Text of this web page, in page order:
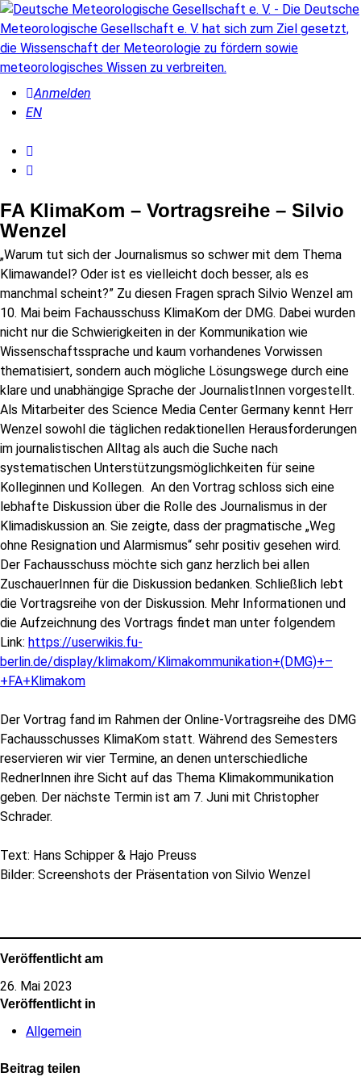
Anmelden
EN
FA KlimaKom – Vortragsreihe – Silvio
Wenzel
„Warum tut sich der Journalismus so schwer mit dem Thema
Klimawandel? Oder ist es vielleicht doch besser, als es
manchmal scheint?” Zu diesen Fragen sprach Silvio Wenzel am
10. Mai beim Fachausschuss KlimaKom der DMG. Dabei wurden
nicht nur die Schwierigkeiten in der Kommunikation wie
Wissenschaftssprache und kaum vorhandenes Vorwissen
thematisiert, sondern auch mögliche Lösungswege durch eine
klare und unabhängige Sprache der JournalistInnen vorgestellt.
Als Mitarbeiter des Science Media Center Germany kennt Herr
Wenzel sowohl die täglichen redaktionellen Herausforderungen
im journalistischen Alltag als auch die Suche nach
systematischen Unterstützungsmöglichkeiten für seine
Kolleginnen und Kollegen. An den Vortrag schloss sich eine
lebhafte Diskussion über die Rolle des Journalismus in der
Klimadiskussion an. Sie zeigte, dass der pragmatische „Weg
ohne Resignation und Alarmismus“ sehr positiv gesehen wird.
Der Fachausschuss möchte sich ganz herzlich bei allen
ZuschauerInnen für die Diskussion bedanken. Schließlich lebt
die Vortragsreihe von der Diskussion. Mehr Informationen und
die Aufzeichnung des Vortrags findet man unter folgendem
Link: https://userwikis.fu-
berlin.de/display/klimakom/Klimakommunikation+(DMG)+–
+FA+Klimakom
Der Vortrag fand im Rahmen der Online-Vortragsreihe des DMG
Fachausschusses KlimaKom statt. Während des Semesters
reservieren wir vier Termine, an denen unterschiedliche
RednerInnen ihre Sicht auf das Thema Klimakommunikation
geben. Der nächste Termin ist am 7. Juni mit Christopher
Schrader.
Text: Hans Schipper & Hajo Preuss
Bilder: Screenshots der Präsentation von Silvio Wenzel
Veröffentlicht am
26. Mai 2023
Veröffentlicht in
Allgemein
Beitrag teilen